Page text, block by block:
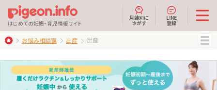
はじめての妊娠・育児情報サイト
月齢別に
さがす
LINE
登録
お悩み相談室 出産 出産